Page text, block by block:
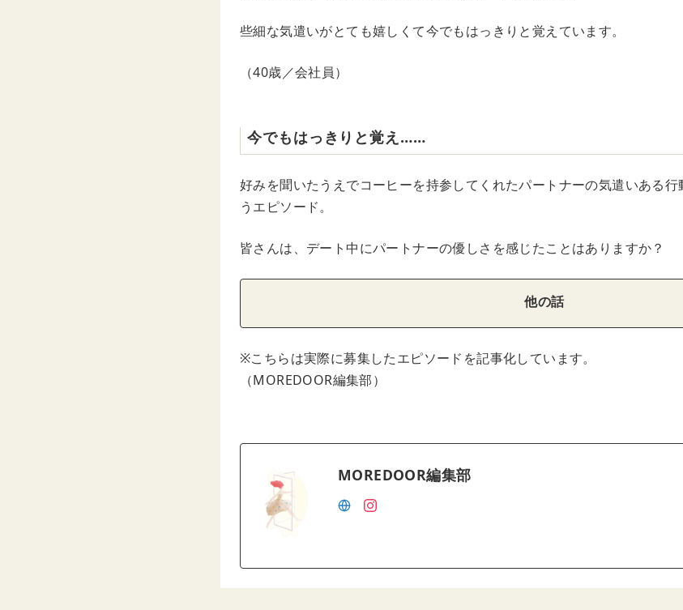
些細な気遣いがとても嬉しくて今でもはっきりと覚えています。
（40歳／会社員）
今でもはっきりと覚え……
好みを聞いたうえでコーヒーを持参してくれたパートナーの気遣いある
うエピソード。
皆さんは、デート中にパートナーの優しさを感じたことはありますか？
他の話
※こちらは実際に募集したエピソードを記事化しています。
（MOREDOOR編集部）
MOREDOOR編集部